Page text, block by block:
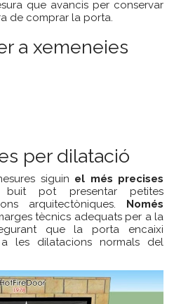
que avancis per conservar
de comprar la porta.
a xemeneies
per dilatació
siguin el més precises
pot presentar petites
arquitectòniques. Només
tècnics adequats per a la
que la porta encaixi
a les dilatacions normals del